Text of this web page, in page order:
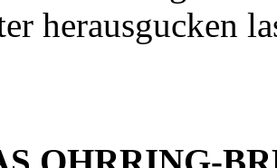
herausgucken